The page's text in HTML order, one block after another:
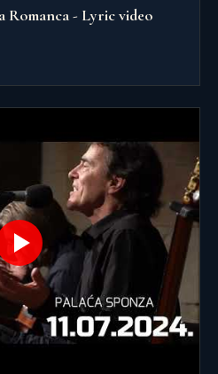
Romanca - Lyric video